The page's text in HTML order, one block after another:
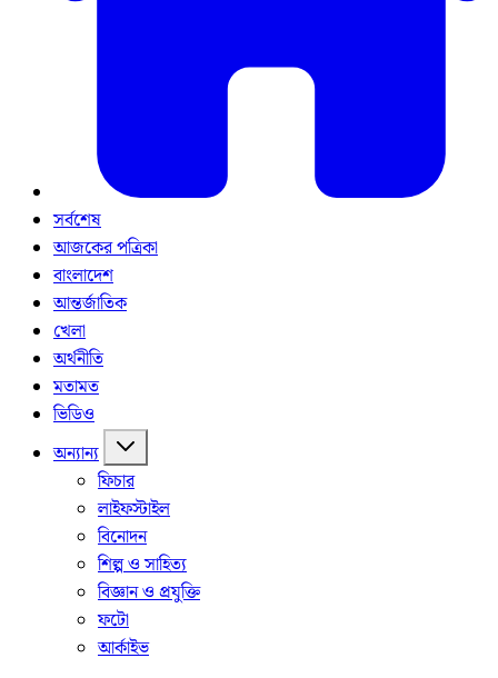
সর্বশেষ
আজকের পত্রিকা
বাংলাদেশ
আন্তর্জাতিক
খেলা
অর্থনীতি
মতামত
ভিডিও
অন্যান্য
ফিচার
লাইফস্টাইল
বিনোদন
শিল্প ও সাহিত্য
বিজ্ঞান ও প্রযুক্তি
ফটো
আর্কাইভ